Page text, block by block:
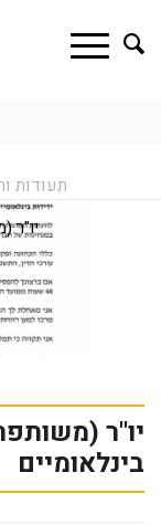
תעודות
יו"ר
יו"ר
בינלאומיים